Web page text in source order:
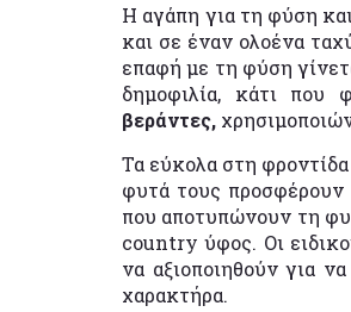
Η αγάπη για τη φύση
και σε έναν ολοένα
επαφή με τη φύση
δημοφιλία, κάτι που
βεράντες,
Τα εύκολα στη
φυτά τους προσφέρουν
που αποτυπώνουν τη
country ύφος. Οι
να αξιοποιηθούν για
χαρακτήρα.